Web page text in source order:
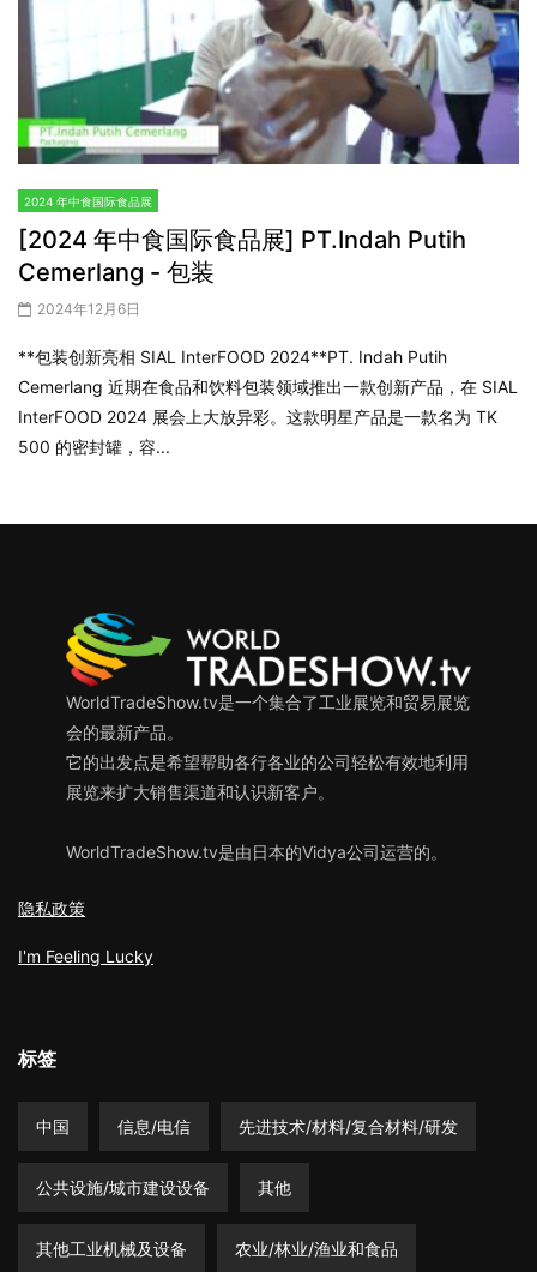
2024 年中食国际食品展
[2024 年中食国际食品展] PT.Indah Putih
Cemerlang - 包装
2024年12月6日
**包装创新亮相 SIAL InterFOOD 2024**PT. Indah Putih
Cemerlang 近期在食品和饮料包装领域推出一款创新产品，在 SIAL
InterFOOD 2024 展会上大放异彩。这款明星产品是一款名为 TK
500 的密封罐，容...
WorldTradeShow.tv是一个集合了工业展览和贸易展览
会的最新产品。
它的出发点是希望帮助各行各业的公司轻松有效地利用
展览来扩大销售渠道和认识新客户。
WorldTradeShow.tv是由日本的Vidya公司运营的。
隐私政策
I'm Feeling Lucky
标签
中国 信息/电信 先进技术/材料/复合材料/研发
公共设施/城市建设设备 其他
其他工业机械及设备 农业/林业/渔业和食品